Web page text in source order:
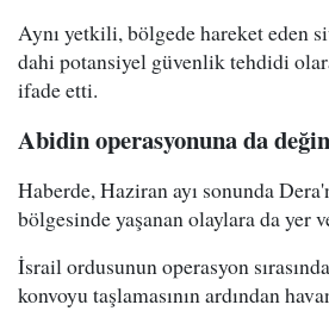
Aynı yetkili, bölgede hareket eden
dahi potansiyel güvenlik tehdidi
ifade etti.
Abidin operasyonuna da
Haberde, Haziran ayı sonunda
bölgesinde yaşanan olaylara da yer
İsrail ordusunun operasyon
konvoyu taşlamasının ardından